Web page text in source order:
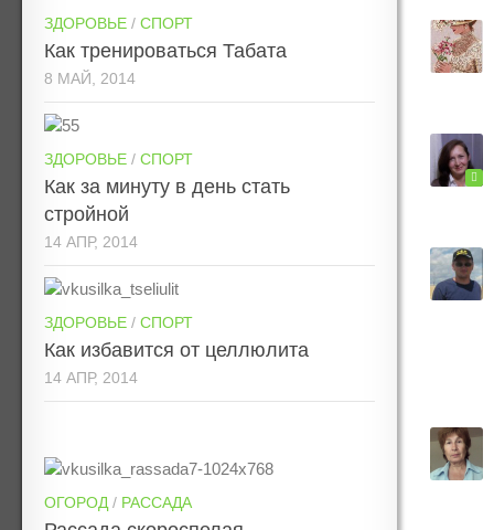
ЗДОРОВЬЕ / СПОРТ
Как тренироваться Табата
8 МАЙ, 2014
ЗДОРОВЬЕ / СПОРТ
Как за минуту в день стать
стройной
14 АПР, 2014
ЗДОРОВЬЕ / СПОРТ
Как избавится от целлюлита
14 АПР, 2014
ОГОРОД / РАССАДА